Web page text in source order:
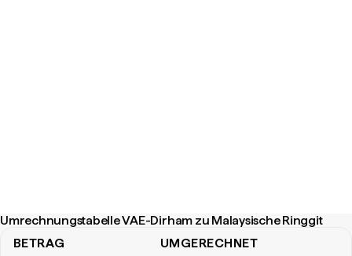
Umrechnungstabelle VAE-Dirham zu Malaysische Ringgit
BETRAG UMGERECHNET